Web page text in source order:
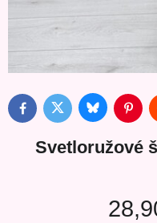
FacebookTwitter Bluesky
Svetloružové